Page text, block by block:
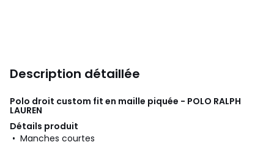
Description détaillée
Polo droit custom fit en maille piquée - POLO RALPH
LAUREN
Détails produit
• Manches courtes